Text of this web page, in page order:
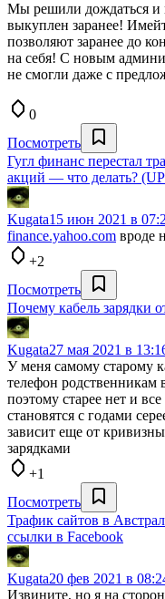
Мы решили дождаться и
выкуплен заранее!
позволяют заранее до
на себя! С новым
не смогли даже с
0
Посмотреть
Гугл финанс перестал
акций — что делать?
Kugata15 июн 2021 в
finance.yahoo.com вроде
+2
Посмотреть
Почему кабель зарядки
Kugata27 мая 2021 в
У меня самому старому
телефон родственникам
поэтому старее нет и
становятся с годами
зависит еще от
зарядками
+1
Посмотреть
Трафик сайтов в
ссылки в Facebook
Kugata20 фев 2021 в
Извините, но я на